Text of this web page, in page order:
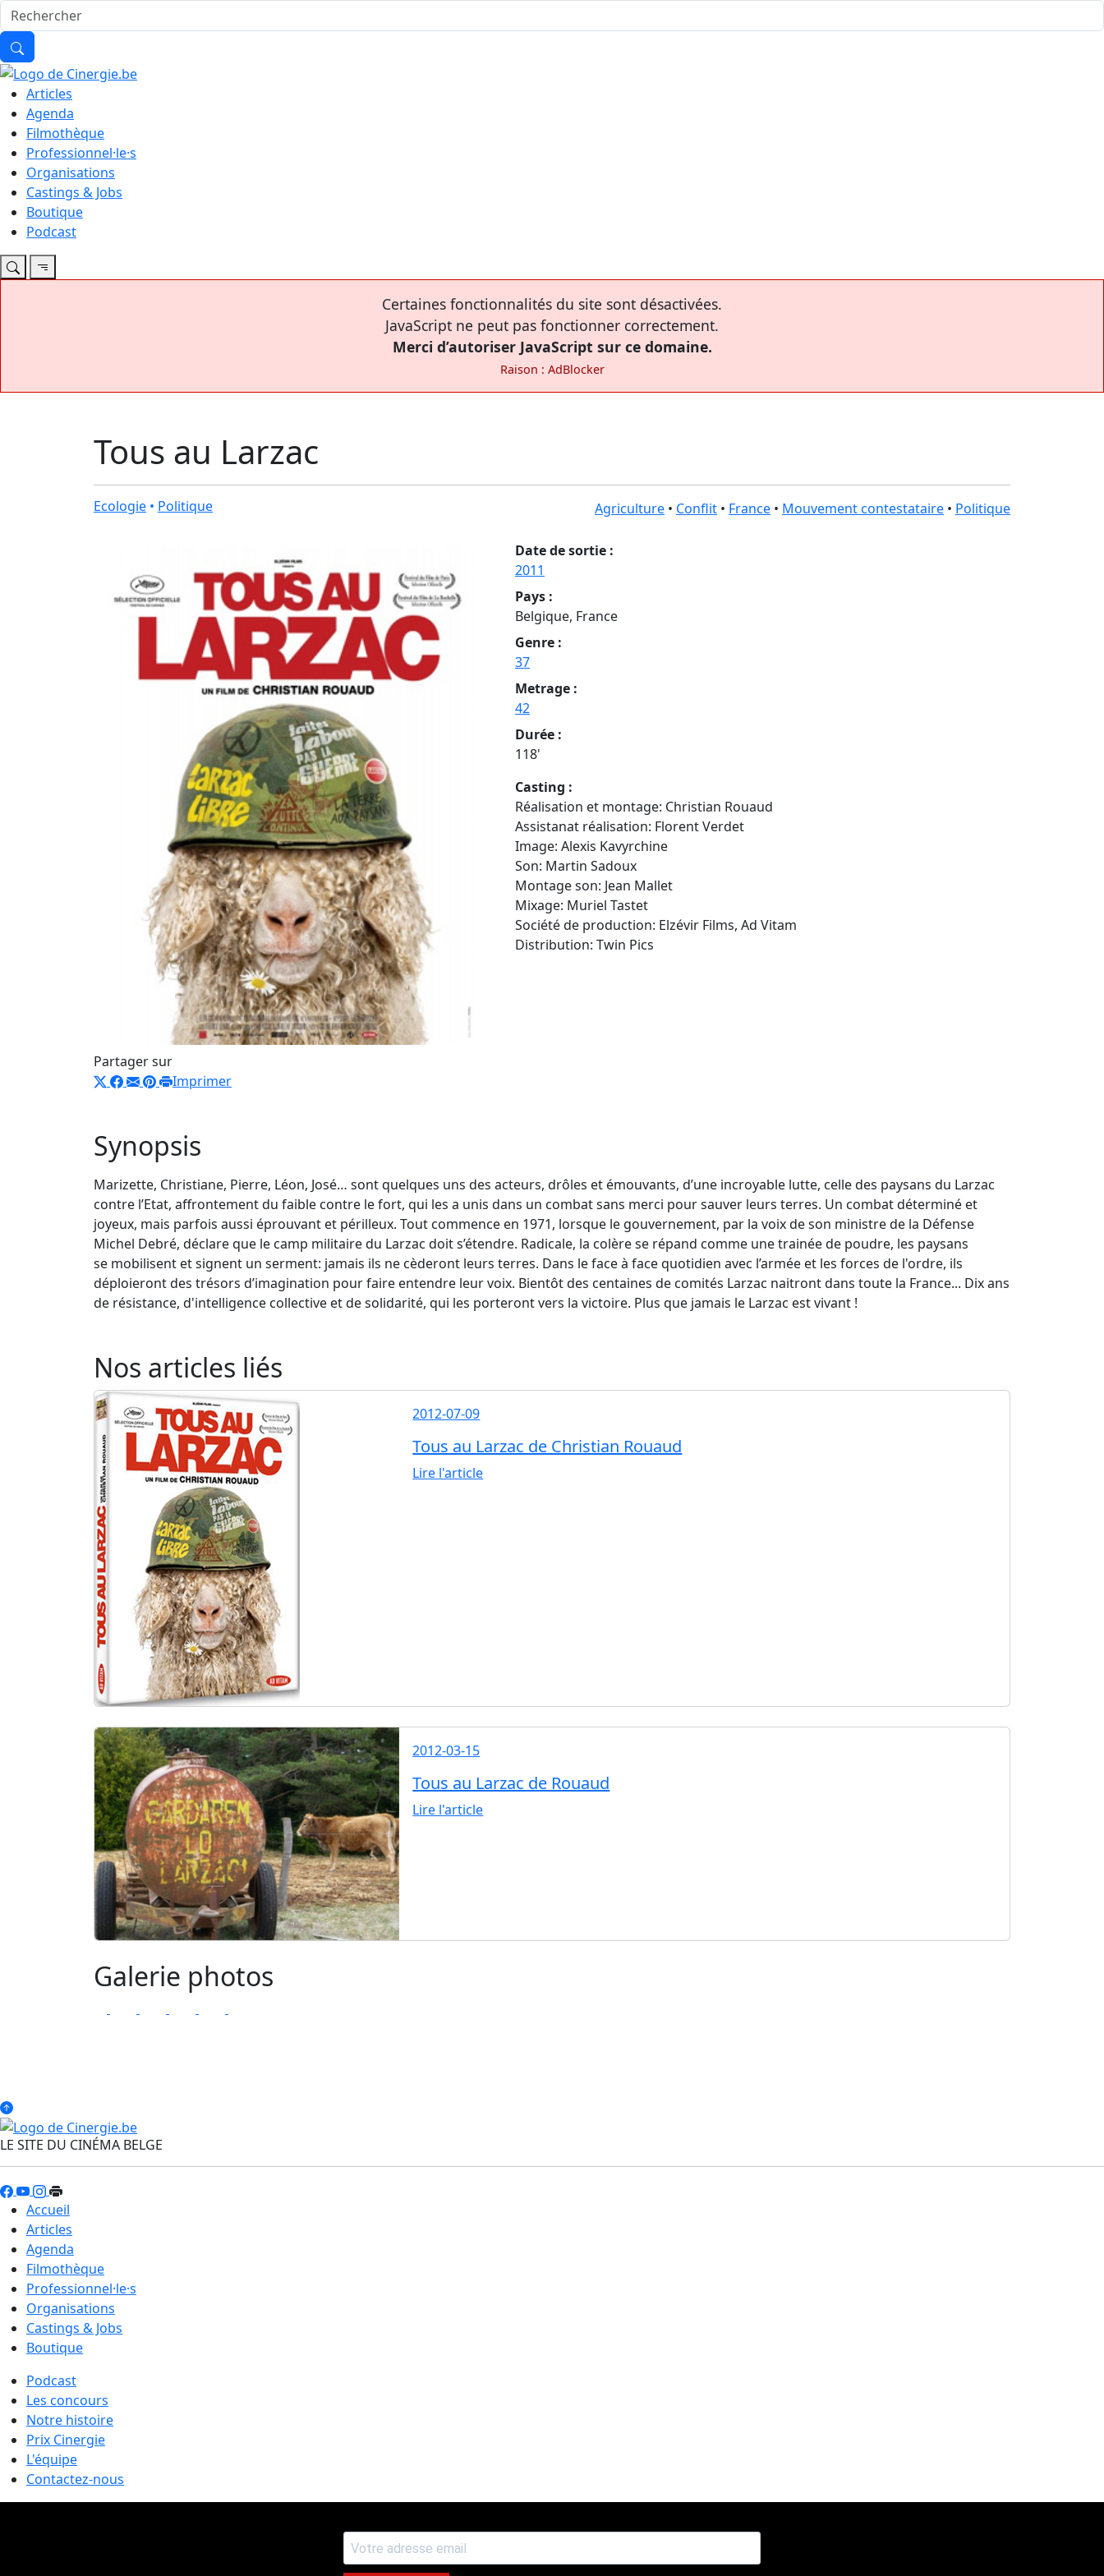
Articles
Agenda
Filmothèque
Professionnel·le·s
Organisations
Castings & Jobs
Boutique
Podcast
Certaines fonctionnalités du site sont désactivées.
JavaScript ne peut pas fonctionner correctement.
Merci d’autoriser JavaScript sur ce domaine.
Raison : AdBlocker
Tous au Larzac
Ecologie • Politique Agriculture • Conflit • France • Mouvement contestataire • Politique
Partager sur
Imprimer
Date de sortie :
2011
Pays :
Belgique, France
Genre :
37
Metrage :
42
Durée :
118'
Casting :
Réalisation et montage: Christian Rouaud
Assistanat réalisation: Florent Verdet
Image: Alexis Kavyrchine
Son: Martin Sadoux
Montage son: Jean Mallet
Mixage: Muriel Tastet
Société de production: Elzévir Films, Ad Vitam
Distribution: Twin Pics
Synopsis
Marizette, Christiane, Pierre, Léon, José… sont quelques uns des acteurs, drôles et émouvants, d’une incroyable lutte, celle des paysans du Larzac
contre l’Etat, affrontement du faible contre le fort, qui les a unis dans un combat sans merci pour sauver leurs terres. Un combat déterminé et
joyeux, mais parfois aussi éprouvant et périlleux. Tout commence en 1971, lorsque le gouvernement, par la voix de son ministre de la Défense
Michel Debré, déclare que le camp militaire du Larzac doit s’étendre. Radicale, la colère se répand comme une trainée de poudre, les paysans
se mobilisent et signent un serment: jamais ils ne cèderont leurs terres. Dans le face à face quotidien avec l’armée et les forces de l'ordre, ils
déploieront des trésors d’imagination pour faire entendre leur voix. Bientôt des centaines de comités Larzac naitront dans toute la France... Dix ans
de résistance, d'intelligence collective et de solidarité, qui les porteront vers la victoire. Plus que jamais le Larzac est vivant !
Nos articles liés
2012-07-09
Tous au Larzac de Christian Rouaud
Lire l'article
2012-03-15
Tous au Larzac de Rouaud
Lire l'article
Galerie photos
LE SITE DU CINÉMA BELGE
Accueil
Articles
Agenda
Filmothèque
Professionnel·le·s
Organisations
Castings & Jobs
Boutique
Podcast
Les concours
Notre histoire
Prix Cinergie
L'équipe
Contactez-nous